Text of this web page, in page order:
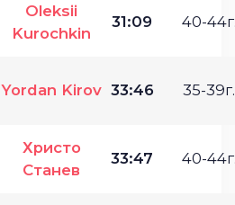
Oleksii
Kurochkin
31:09 40-
Yordan Kirov 33:46 35-39г.
Христо
Станев
33:47 40-